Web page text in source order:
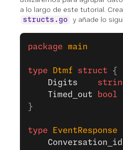
a lo largo de este tutorial.
structs.go y añade lo
package main
type Dtmf struct {
	Digits
	Timed_out
bool
}
type EventResponse
	Conversation_id